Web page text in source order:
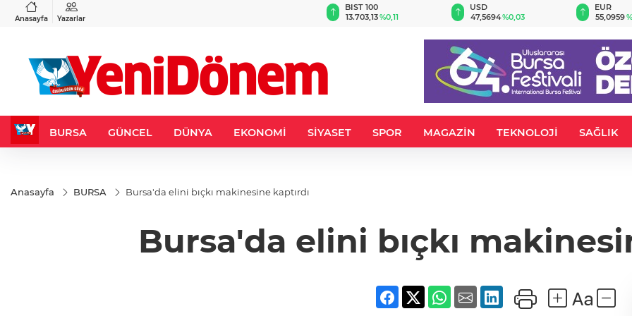
Anasayfa Yazarlar
%0,37
BIST 100
13.703,13%0,11
USD
47,5694%0,03
EUR
55,0959
BURSA GÜNCEL DÜNYA EKONOMİ SİYASET SPOR MAGAZİN TEKNOLOJİ SAĞLIK
Anasayfa BURSA Bursa'da elini bıçkı makinesine kaptırdı
Bursa'da elini bıçkı